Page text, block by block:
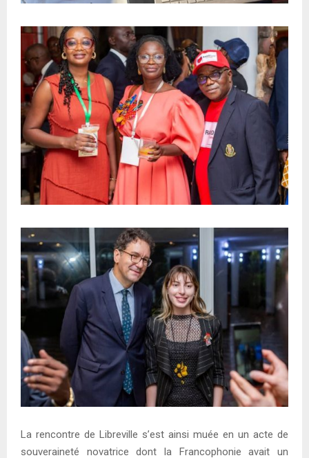
La rencontre de Libreville s’est ainsi muée en un acte de
souveraineté novatrice dont la Francophonie avait un